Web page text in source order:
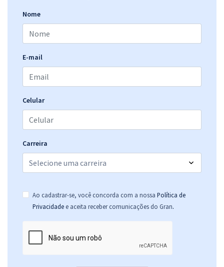
Nome
E-mail
Celular
Carreira
Ao cadastrar-se, você concorda com a nossa Política de
Privacidade e aceita receber comunicações do Gran.